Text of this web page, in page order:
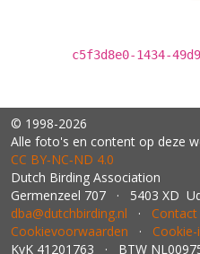
c5f3d8e0-1434-
© 1998-2026
Alle foto's en content op deze
CC BY‑NC‑ND 4.0
Dutch Birding Association
Germenzeel 707 · 5403 XD
dba@dutchbirding.nl · Contact
Cookievoorwaarden ·
KvK 41201763 · BTW